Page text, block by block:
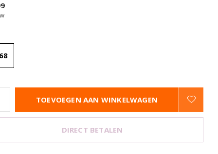
TOEVOEGEN AAN WINKELWAGEN
DIRECT BETALEN